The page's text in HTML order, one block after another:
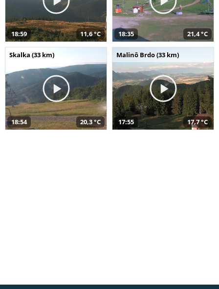
18:59 11,6 °C 18:35 21,4 °C
Skalka (33 km)
18:54 20,3 °C
Malinô Brdo (33 km)
17:55 17,7 °C